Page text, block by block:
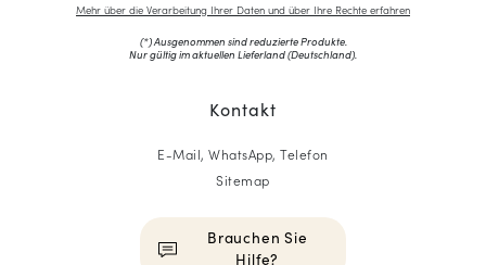
Mehr über die Verarbeitung Ihrer Daten und über Ihre Rechte erfahren
(*) Ausgenommen sind reduzierte Produkte.
Nur gültig im aktuellen Lieferland (Deutschland).
Kontakt
E-Mail, WhatsApp, Telefon
Sitemap
Brauchen Sie
Hilfe?